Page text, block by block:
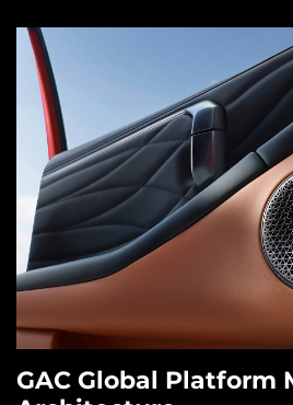
GAC Global Platform
Architecture
A GPMA (Global Platform
uma base modular criada pelo
atender diversos mercados
do mundo. Projetada para
modelos híbridos e híbridos
arquitetura flexível é composta